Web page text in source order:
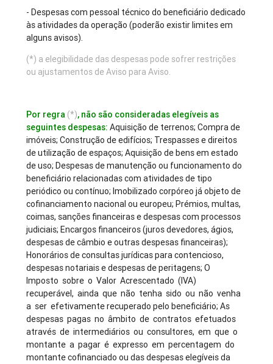
- Despesas com pessoal técnico do beneficiário dedicado
às atividades da operação (poderão existir limites em
alguns avisos).
(*) a elegibilidade das despesas pode sofrer restrições
ou ajustamentos de Aviso para Aviso.
Por regra (*), não são consideradas elegíveis as
seguintes despesas: Aquisição de terrenos; Compra de
imóveis; Construção de edifícios; Trespasses e direitos
de utilização de espaços; Aquisição de bens em estado
de uso; Despesas de manutenção ou funcionamento do
beneficiário relacionadas com atividades de tipo
periódico ou contínuo; Imobilizado corpóreo já objeto de
cofinanciamento nacional ou europeu; Prémios, multas,
coimas, sanções financeiras e despesas com processos
judiciais; Encargos financeiros (juros devedores, ágios,
despesas de câmbio e outras despesas financeiras);
Honorários de consultas jurídicas para contencioso,
despesas notariais e despesas de peritagens; O
Imposto sobre o Valor Acrescentado (IVA)
recuperável, ainda que não tenha sido ou não venha
a ser efetivamente recuperado pelo beneficiário; As
despesas pagas no âmbito de contratos efetuados
através de intermediários ou consultores, em que o
montante a pagar é expresso em percentagem do
montante cofinanciado ou das despesas elegíveis da